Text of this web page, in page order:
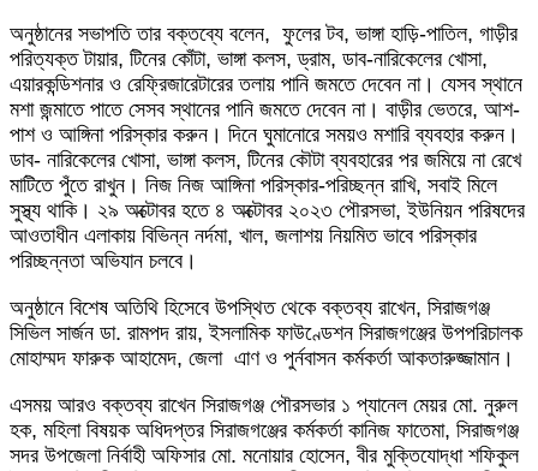
অনুষ্ঠানের সভাপতি তার বক্তব্যে বলেন, ফুলের টব, ভাঙ্গা হাড়ি-পাতিল, গাড়ীর
পরিত্যক্ত টায়ার, টিনের কোঁটা, ভাঙ্গা কলস, ড্রাম, ডাব-নারিকেলের খোসা,
এয়ারকন্ডিশনার ও রেফ্রিজারেটারের তলায় পানি জমতে দেবেন না। যেসব স্থানে
মশা জন্মাতে পাতে সেসব স্থানের পানি জমতে দেবেন না। বাড়ীর ভেতরে, আশ-
পাশ ও আঙ্গিনা পরিস্কার করুন। দিনে ঘুমানোরে সময়ও মশারি ব্যবহার করুন।
ডাব- নারিকেলের খোসা, ভাঙ্গা কলস, টিনের কৌটা ব্যবহারের পর জমিয়ে না রেখে
মাটিতে পুঁতে রাখুন। নিজ নিজ আঙ্গিনা পরিস্কার-পরিচ্ছন্ন রাখি, সবাই মিলে
সুস্থ্য থাকি। ২৯ অক্টোবর হতে ৪ অক্টোবর ২০২৩ পৌরসভা, ইউনিয়ন পরিষদের
আওতাধীন এলাকায় বিভিন্ন নর্দমা, খাল, জলাশয় নিয়মিত ভাবে পরিস্কার
পরিচ্ছন্নতা অভিযান চলবে।
অনুষ্ঠানে বিশেষ অতিথি হিসেবে উপস্থিত থেকে বক্তব্য রাখেন, সিরাজগঞ্জ
সিভিল সার্জন ডা. রামপদ রায়, ইসলামিক ফাউণ্ডেশন সিরাজগঞ্জের উপপরিচালক
মোহাম্মদ ফারুক আহামেদ, জেলা এাণ ও পুর্নবাসন কর্মকর্তা আকতারুজ্জামান।
এসময় আরও বক্তব্য রাখেন সিরাজগঞ্জ পৌরসভার ১ প্যানেল মেয়র মো. নুরুল
হক, মহিলা বিষয়ক অধিদপ্তর সিরাজগঞ্জের কর্মকর্তা কানিজ ফাতেমা, সিরাজগঞ্জ
সদর উপজেলা নির্বাহী অফিসার মো. মনোয়ার হোসেন, বীর মুক্তিযোদ্ধা শফিকুল